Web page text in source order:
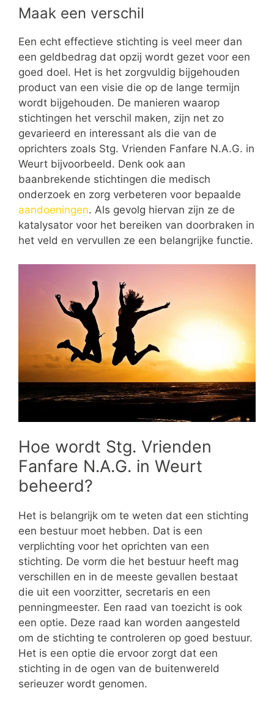
Maak een verschil
Een echt effectieve stichting is veel meer dan
een geldbedrag dat opzij wordt gezet voor een
goed doel. Het is het zorgvuldig bijgehouden
product van een visie die op de lange termijn
wordt bijgehouden. De manieren waarop
stichtingen het verschil maken, zijn net zo
gevarieerd en interessant als die van de
oprichters zoals Stg. Vrienden Fanfare N.A.G. in
Weurt bijvoorbeeld. Denk ook aan
baanbrekende stichtingen die medisch
onderzoek en zorg verbeteren voor bepaalde
aandoeningen. Als gevolg hiervan zijn ze de
katalysator voor het bereiken van doorbraken in
het veld en vervullen ze een belangrijke functie.
Hoe wordt Stg. Vrienden
Fanfare N.A.G. in Weurt
beheerd?
Het is belangrijk om te weten dat een stichting
een bestuur moet hebben. Dat is een
verplichting voor het oprichten van een
stichting. De vorm die het bestuur heeft mag
verschillen en in de meeste gevallen bestaat
die uit een voorzitter, secretaris en een
penningmeester. Een raad van toezicht is ook
een optie. Deze raad kan worden aangesteld
om de stichting te controleren op goed bestuur.
Het is een optie die ervoor zorgt dat een
stichting in de ogen van de buitenwereld
serieuzer wordt genomen.